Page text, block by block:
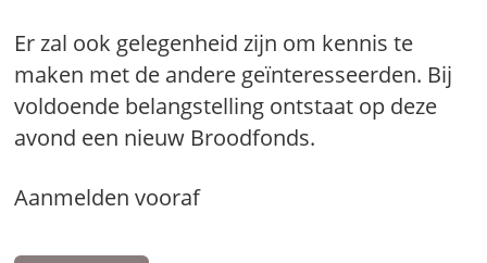
Er zal ook gelegenheid zijn om kennis te
maken met de andere geïnteresseerden. Bij
voldoende belangstelling ontstaat op deze
avond een nieuw Broodfonds.
Aanmelden vooraf